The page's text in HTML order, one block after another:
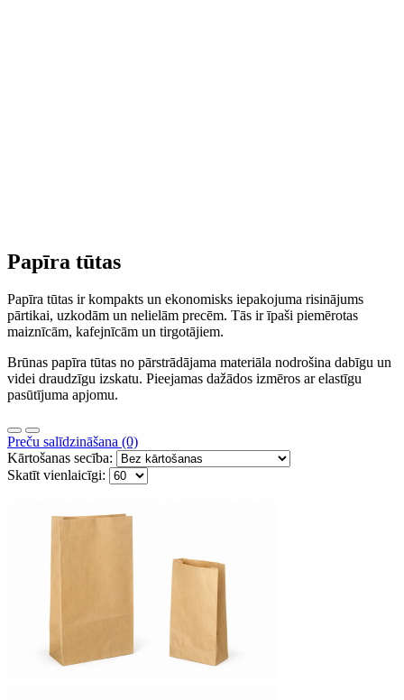
Papīra tūtas
Papīra tūtas ir kompakts un ekonomisks iepakojuma risinājums
pārtikai, uzkodām un nelielām precēm. Tās ir īpaši piemērotas
maiznīcām, kafejnīcām un tirgotājiem.
Brūnas papīra tūtas no pārstrādājama materiāla nodrošina dabīgu un
videi draudzīgu izskatu. Pieejamas dažādos izmēros ar elastīgu
pasūtījuma apjomu.
Preču salīdzināšana (0)
Kārtošanas secība:
Skatīt vienlaicīgi: